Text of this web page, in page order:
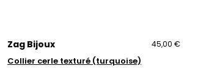
Zag Bijoux 45,00 €
Collier cerle texturé (turquoise)